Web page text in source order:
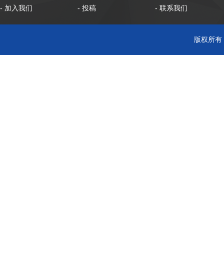
- 加入我们
- 投稿
- 联系我们
版权所